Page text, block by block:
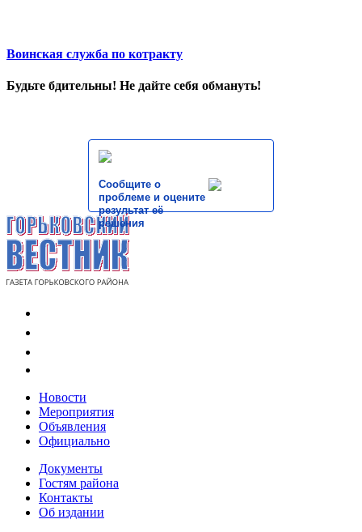
Воинская служба по котракту
Будьте бдительны! Не дайте себя обмануть!
Сообщите о
проблеме и оцените
результат её
решения
Новости
Мероприятия
Объявления
Официально
Документы
Гостям района
Контакты
Об издании